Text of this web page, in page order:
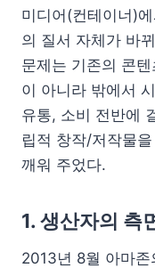
미디어(컨테이너)
의 질서 자체가 바
문제는 기존의 콘
이 아니라 밖에서
유통, 소비 전반에
립적 창작/저작물
깨워 주었다.
1. 생산자의 측
2013년 8월 아마존